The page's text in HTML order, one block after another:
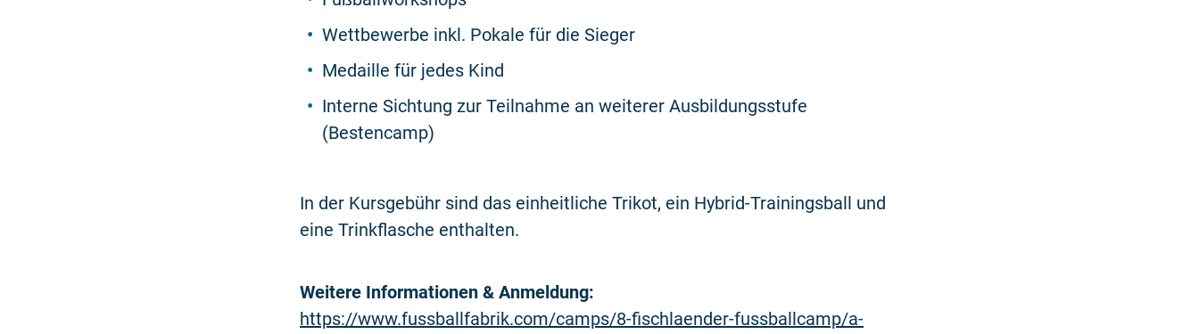
Wettbewerbe inkl. Pokale für die Sieger
Medaille für jedes Kind
Interne Sichtung zur Teilnahme an weiterer Ausbildungsstufe
(Bestencamp)
In der Kursgebühr sind das einheitliche Trikot, ein Hybrid-Trainingsball und
eine Trinkflasche enthalten.
Weitere Informationen & Anmeldung:
https://www.fussballfabrik.com/camps/8-fischlaender-fussballcamp/a-